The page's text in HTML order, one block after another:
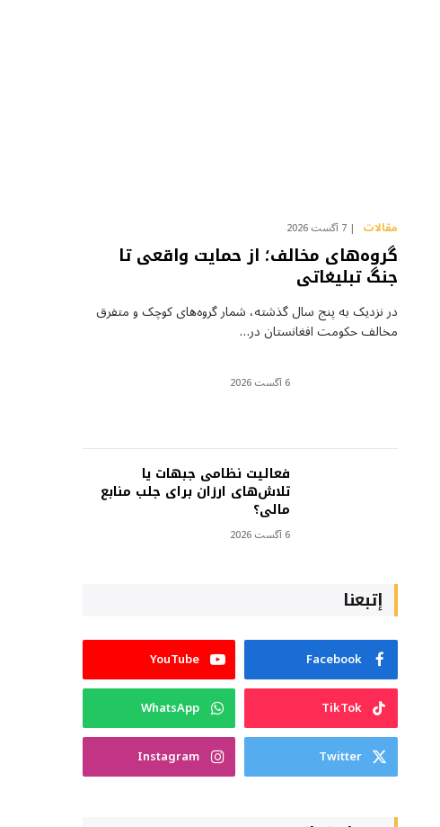
مقالات 7 آگست 2026
گروه‌های مخالف؛ از حمایت واقعی تا
جنگ تبلیغاتی
در نزدیک به پنج سال گذشته، شمار گروه‌های کوچک و متفرق
مخالف حکومت افغانستان در…
6 آگست 2026
فعالیت نظامی جبهات یا
تلاش‌های ارزان برای جلب منابع
مالی؟
6 آگست 2026
إتبعنا
Facebook
YouTube
TikTok
WhatsApp
Twitter
Instagram